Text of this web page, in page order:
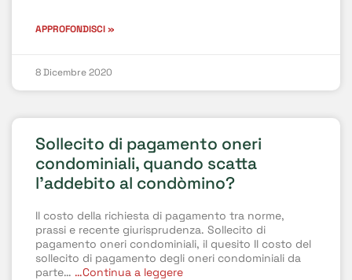
APPROFONDISCI »
8 Dicembre 2020
Sollecito di pagamento oneri
condominiali, quando scatta
l’addebito al condòmino?
Il costo della richiesta di pagamento tra norme,
prassi e recente giurisprudenza. Sollecito di
pagamento oneri condominiali, il quesito Il costo del
sollecito di pagamento degli oneri condominiali da
parte… …Continua a leggere